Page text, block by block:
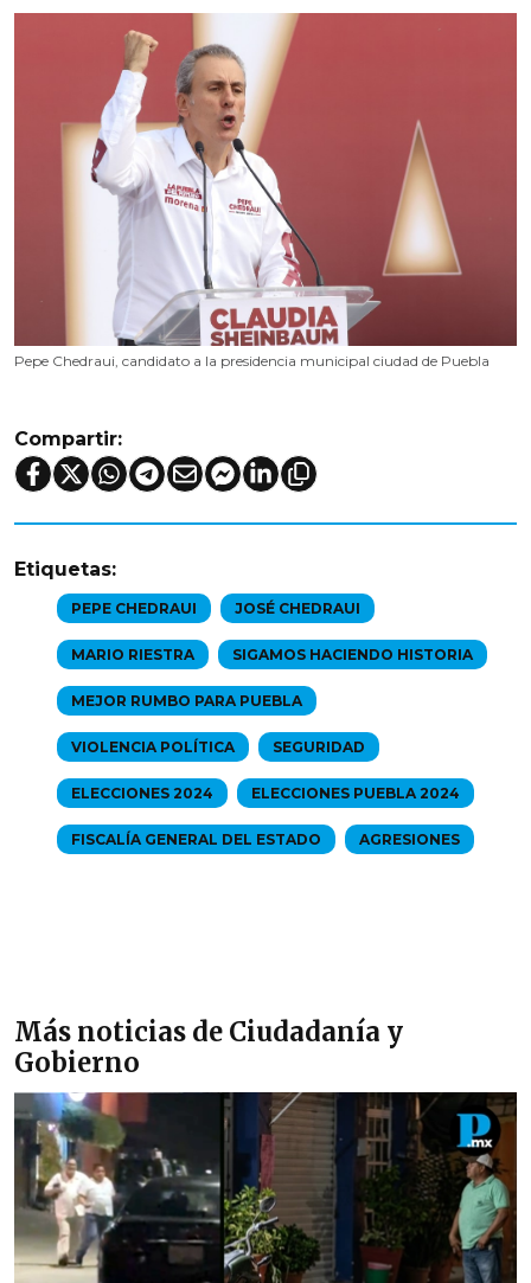
Pepe Chedraui, candidato a la presidencia municipal ciudad de Puebla
Compartir:
Etiquetas:
PEPE CHEDRAUI JOSÉ CHEDRAUI
MARIO RIESTRA SIGAMOS HACIENDO HISTORIA
MEJOR RUMBO PARA PUEBLA
VIOLENCIA POLÍTICA SEGURIDAD
ELECCIONES 2024 ELECCIONES PUEBLA 2024
FISCALÍA GENERAL DEL ESTADO AGRESIONES
Más noticias de Ciudadanía y
Gobierno